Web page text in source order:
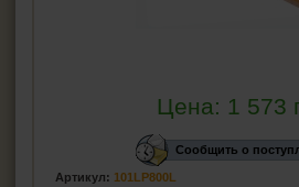
Цена: 1 573
Сообщить о
Артикул: 101LP800L